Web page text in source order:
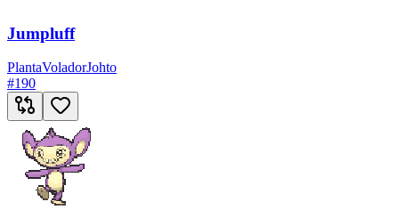
Jumpluff
PlantaVoladorJohto
#190